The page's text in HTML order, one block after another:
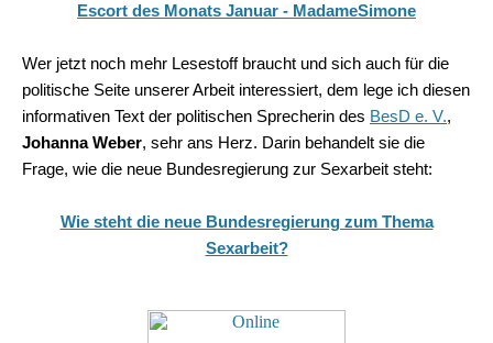
Escort des Monats Januar - MadameSimone
Wer jetzt noch mehr Lesestoff braucht und sich auch für die
politische Seite unserer Arbeit interessiert, dem lege ich diesen
informativen Text der politischen Sprecherin des BesD e. V.,
Johanna Weber, sehr ans Herz. Darin behandelt sie die
Frage, wie die neue Bundesregierung zur Sexarbeit steht:
Wie steht die neue Bundesregierung zum Thema
Sexarbeit?